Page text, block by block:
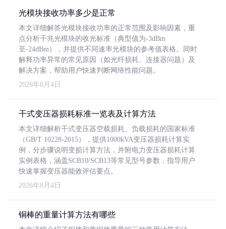
光模块接收功率多少是正常
本文详细解答光模块接收功率的正常范围及影响因素，重
点分析千兆光模块的收光标准（典型值为-3dBm
至-24dBm），并提供不同速率光模块的参考值表格。同时
解释功率异常的常见原因（如光纤损耗、连接器问题）及
解决方案，帮助用户快速判断网络性能问题。
2026年8月4日
干式变压器损耗标准一览表及计算方法
本文详细解析干式变压器空载损耗、负载损耗的国家标准
（GB/T 10228-2015），提供1000kVA变压器损耗计算实
例，分步骤说明变损计算方法，并附电力变压器损耗计算
实例表格，涵盖SCB10/SCB13等常见型号参数，指导用户
快速掌握变压器能效评估要点。
2026年8月4日
铜棒的重量计算方法有哪些